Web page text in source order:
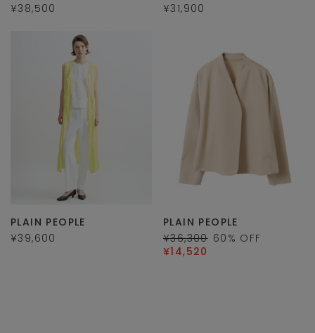
¥38,500
¥31,900
PLAIN PEOPLE
¥39,600
PLAIN PEOPLE
¥36,300 60 % OFF
¥14,520